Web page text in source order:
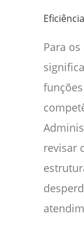
Para
revisar